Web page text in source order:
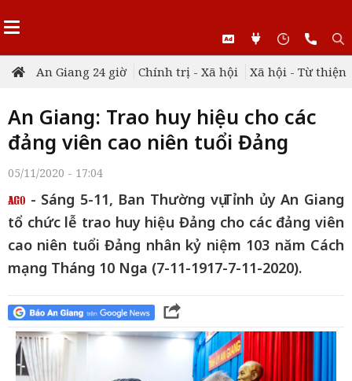
An Giang 24 giờ Chính trị - Xã hội Xã hội - Từ thiện
An Giang: Trao huy hiệu cho các
đảng viên cao niên tuổi Đảng
05/11/2020 - 17:04
- Sáng 5-11, Ban Thường vụ Tỉnh ủy An Giang
tổ chức lễ trao huy hiệu Đảng cho các đảng viên
cao niên tuổi Đảng nhân kỷ niệm 103 năm Cách
mạng Tháng 10 Nga (7-11-1917-7-11-2020).